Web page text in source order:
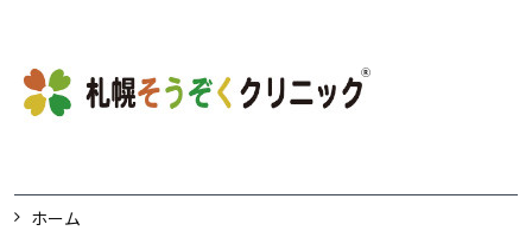
ホーム